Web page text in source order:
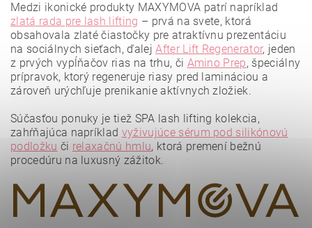
Vložením hodnotenie súhlasíte spodmienkami ochrany
Medzi ikonické produkty MAXYMOVA patrí napríklad
zlatá rada pre lash lifting – prvá na svete, ktorá
obsahovala zlaté čiastočky pre atraktívnu prezentáciu
na sociálnych sieťach, ďalejAfter Lift Regenerator, jeden
z prvých vypĺňačov rias na trhu, či Amino Prep, špeciálny
prípravok, ktorý regeneruje riasy pred lamináciou a
zároveň urýchľuje prenikanie aktívnych zložiek.
Súčasťou ponuky je tiež SPA lash lifting kolekcia,
zahŕňajúca napríklad vyživujúce sérum pod silikónovú
podložku či relaxačnú hmlu, ktorá premení bežnú
procedúru na luxusný zážitok.